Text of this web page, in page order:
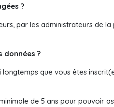
?
par les administrateurs de
données ?
que vous êtes
de 5 ans pour pouvoir